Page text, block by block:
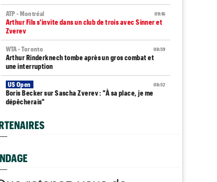
09:16
ATP - Montréal
Arthur Fils s'invite dans un club de trois avec Sinner et
Zverev
08:59
WTA - Toronto
Arthur Rinderknech tombe après un gros combat et
une interruption
08:52
US Open
Boris Becker sur Sascha Zverev : "À sa place, je me
dépêcherais"
WTA - Toronto
Aryna Sabalenka tombe dans un piège dès les
huitièmes de finale
Tennis Actu
Abonnement 9,99€ et pour 1 an, Tennis Actu sans pub
et sans pop up